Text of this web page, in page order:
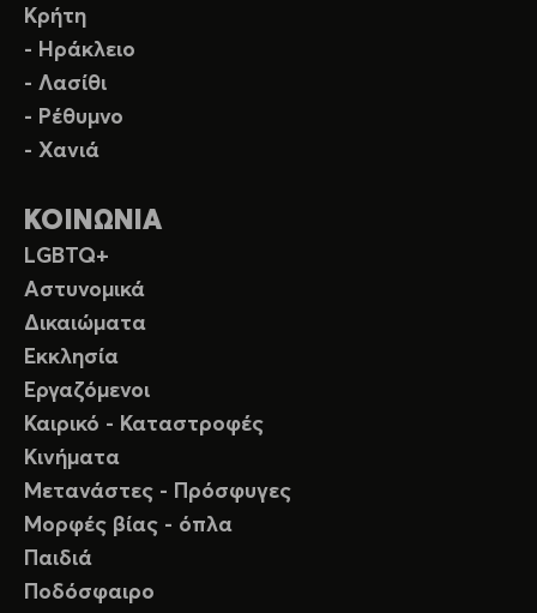
Κρήτη
- Ηράκλειο
- Λασίθι
- Ρέθυμνο
- Χανιά
ΚΟΙΝΩΝΙΑ
LGBTQ+
Αστυνομικά
Δικαιώματα
Εκκλησία
Εργαζόμενοι
Καιρικό - Καταστροφές
Κινήματα
Μετανάστες - Πρόσφυγες
Μορφές βίας - όπλα
Παιδιά
Ποδόσφαιρο